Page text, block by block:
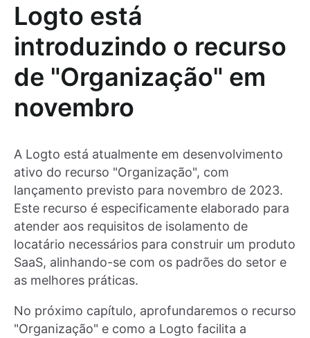
Logto está
introduzindo o recurso
de "Organização" em
novembro
A Logto está atualmente em desenvolvimento
ativo do recurso "Organização", com
lançamento previsto para novembro de 2023.
Este recurso é especificamente elaborado para
atender aos requisitos de isolamento de
locatário necessários para construir um produto
SaaS, alinhando-se com os padrões do setor e
as melhores práticas.
No próximo capítulo, aprofundaremos o recurso
"Organização" e como a Logto facilita a